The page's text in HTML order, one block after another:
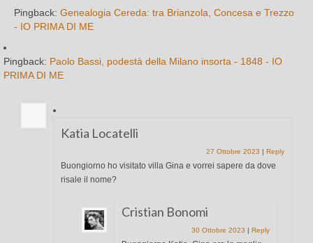
Pingback: Genealogia Cereda: tra Brianzola, Concesa e Trezzo
- IO PRIMA DI ME
Pingback: Paolo Bassi, podestà della Milano insorta - 1848 - IO
PRIMA DI ME
Katia Locatelli
27 Ottobre 2023 | Reply
Buongiorno ho visitato villa Gina e vorrei sapere da dove
risale il nome?
Cristian Bonomi
30 Ottobre 2023 | Reply